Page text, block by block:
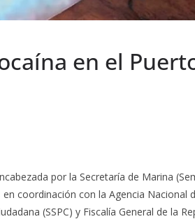
en el
por la Secretaría de Marina
coordinación con la Agencia Nacional
(SSPC) y Fiscalía General de la